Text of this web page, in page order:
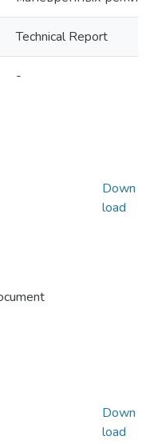
Technical Report
-
Down
load
Down
load